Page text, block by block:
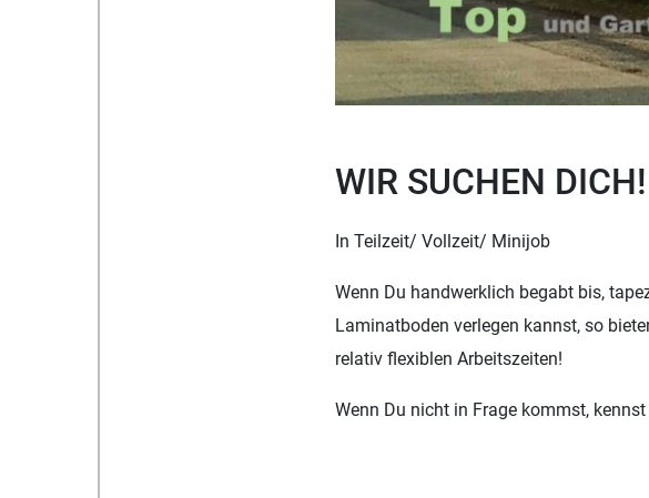
WIR SUCHEN DICH!
In Teilzeit/ Vollzeit/ Minijob
Wenn Du handwerklich begabt bis,
Laminatboden verlegen kannst, so
relativ flexiblen Arbeitszeiten!
Wenn Du nicht in Frage kommst,